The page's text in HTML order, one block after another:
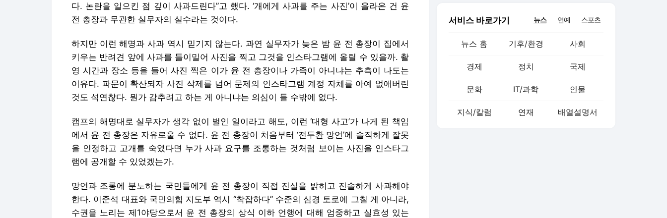
다. 논란을 일으킨 점 깊이 사과드린다”고 했다. ‘개에게 사과를 주는 사진’이 올라온 건 윤
전 총장과 무관한 실무자의 실수라는 것이다.
하지만 이런 해명과 사과 역시 믿기지 않는다. 과연 실무자가 늦은 밤 윤 전 총장이 집에서
키우는 반려견 앞에 사과를 들이밀어 사진을 찍고 그것을 인스타그램에 올릴 수 있을까. 촬
영 시간과 장소 등을 들어 사진 찍은 이가 윤 전 총장이나 가족이 아니냐는 추측이 나도는
이유다. 파문이 확산되자 사진 삭제를 넘어 문제의 인스타그램 계정 자체를 아예 없애버린
것도 석연찮다. 뭔가 감추려고 하는 게 아니냐는 의심이 들 수밖에 없다.
캠프의 해명대로 실무자가 생각 없이 벌인 일이라고 해도, 이런 ‘대형 사고’가 나게 된 책임
에서 윤 전 총장은 자유로울 수 없다. 윤 전 총장이 처음부터 ‘전두환 망언’에 솔직하게 잘못
을 인정하고 고개를 숙였다면 누가 사과 요구를 조롱하는 것처럼 보이는 사진을 인스타그
램에 공개할 수 있었겠는가.
망언과 조롱에 분노하는 국민들에게 윤 전 총장이 직접 진실을 밝히고 진솔하게 사과해야
한다. 이준석 대표와 국민의힘 지도부 역시 “착잡하다” 수준의 심경 토로에 그칠 게 아니라,
수권을 노리는 제1야당으로서 윤 전 총장의 상식 이하 언행에 대해 엄중하고 실효성 있는
서비스 바로가기 뉴스 연예 스포츠
뉴스 홈 기후/환경 사회
경제 정치 국제
문화 IT/과학 인물
지식/칼럼 연재 배열설명서